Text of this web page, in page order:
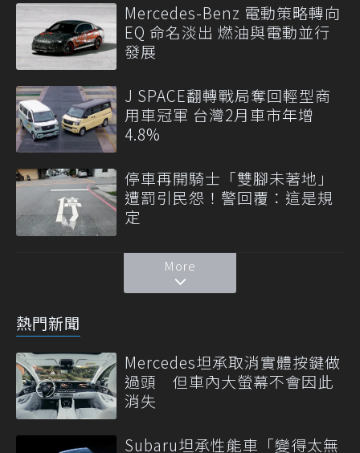
Mercedes-Benz 電動策略轉向
EQ 命名淡出 燃油與電動並行
發展
J SPACE翻轉戰局奪回輕型商
用車冠軍 台灣2月車市年增
4.8%
停車再開騎士「雙腳未著地」
遭罰引民怨！警回覆：這是規
定
More
熱門新聞
Mercedes坦承取消實體按鍵做
過頭 但車內大螢幕不會因此
消失
Subaru坦承性能車「變得太無